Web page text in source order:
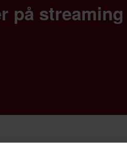
på